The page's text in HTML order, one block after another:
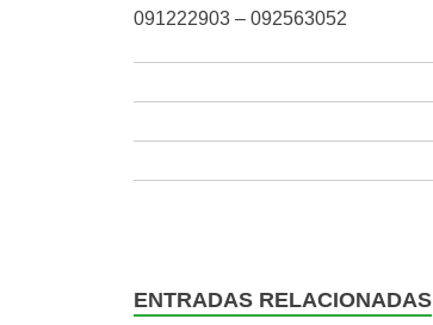
091222903 – 092563052
ENTRADAS RELACIONADAS